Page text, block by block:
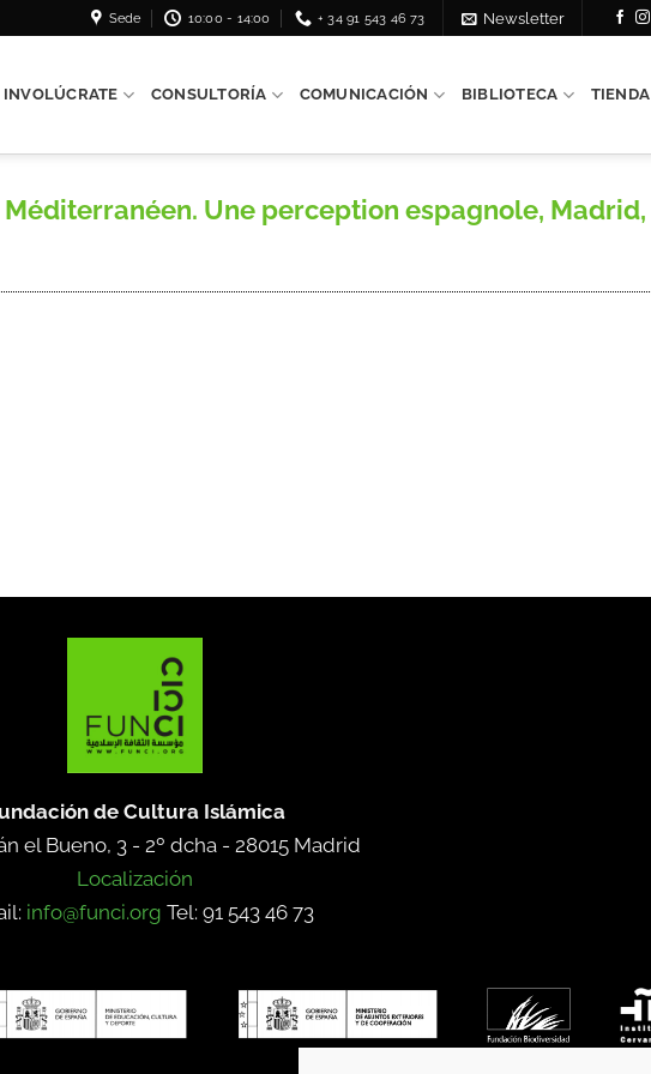
Sede 10:00 - 14:00 + 34 91 543 46 73 Newsletter
INVOLÚCRATE CONSULTORÍA COMUNICACIÓN BIBLIOTECA TIENDA
Méditerranéen. Une perception espagnole, Madrid,
de Cultura Islámica
el Bueno, 3 - 2º dcha - 28015 Madrid
Localización
info@funci.org Tel: 91 543 46 73